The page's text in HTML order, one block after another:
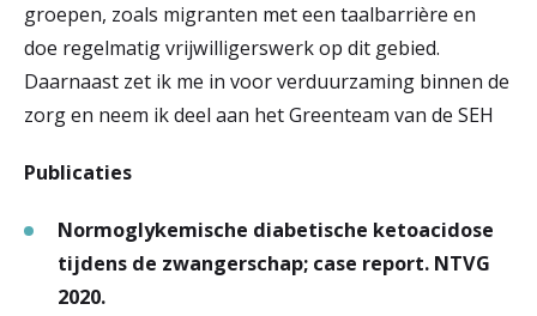
groepen, zoals migranten met een taalbarrière en
doe regelmatig vrijwilligerswerk op dit gebied.
Daarnaast zet ik me in voor verduurzaming binnen de
zorg en neem ik deel aan het Greenteam van de SEH
Publicaties
Normoglykemische diabetische ketoacidose
tijdens de zwangerschap; case report. NTVG
2020.